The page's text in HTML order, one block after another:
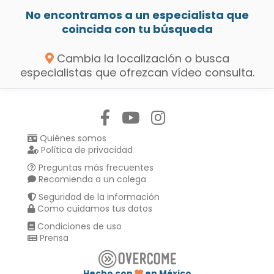
No encontramos a un especialista que
coincida con tu búsqueda
Cambia la localización o busca
especialistas que ofrezcan vídeo consulta.
Quiénes somos
Política de privacidad
Preguntas más frecuentes
Recomienda a un colega
Seguridad de la información
Como cuidamos tus datos
Condiciones de uso
Prensa